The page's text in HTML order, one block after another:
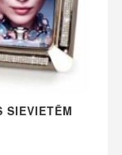
SIEVIETĒM